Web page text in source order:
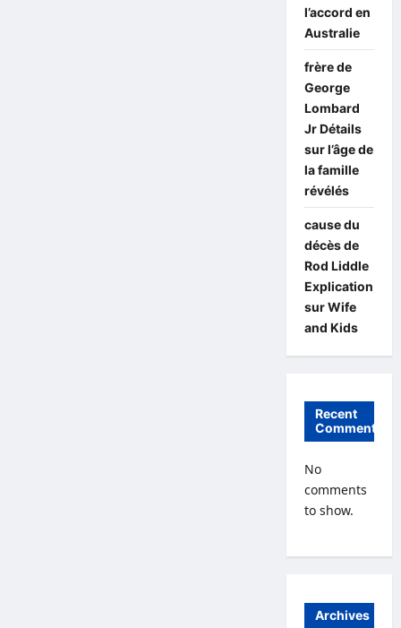
l’accord en
Australie
frère de
George
Lombard
Jr Détails
sur l’âge de
la famille
révélés
cause du
décès de
Rod Liddle
Explication
sur Wife
and Kids
Recent
Comments
No
comments
to show.
Archives